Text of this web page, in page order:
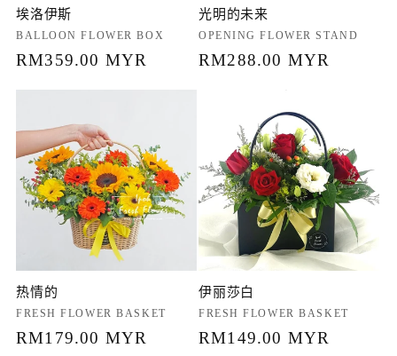
埃洛伊斯
厂
商：
BALLOON FLOWER BOX
常
格
RM359.00 MYR
光明的未来
厂
商：
OPENING FLOWER STAND
常
RM288.00 MYR
热情的
厂
商：
FRESH FLOWER BASKET
常
RM179.00 MYR
伊丽莎白
厂
商：
FRESH FLOWER BASKET
常
RM149.00 MYR